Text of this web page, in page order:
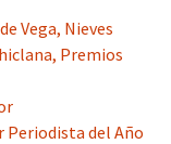
Vega, Nieves
Premios
Periodista del Año